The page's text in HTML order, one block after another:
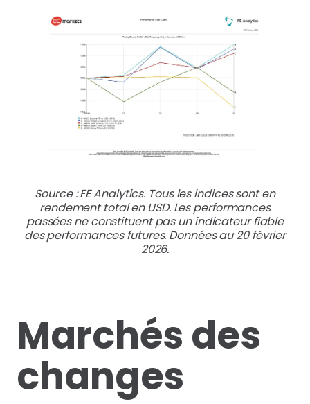
Source : FE Analytics. Tous les indices sont en
rendement total en USD. Les performances
passées ne constituent pas un indicateur fiable
des performances futures. Données au 20 février
2026.
Marchés des
changes